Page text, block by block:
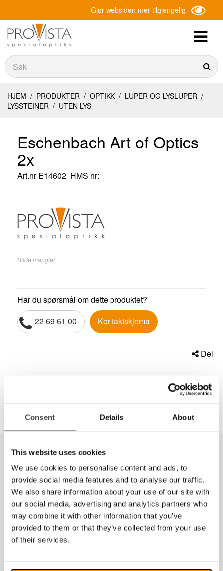
Consent Details About
This website uses cookies
We use cookies to personalise content and ads, to
provide social media features and to analyse our traffic.
We also share information about your use of our site with
our social media, advertising and analytics partners who
may combine it with other information that you’ve
provided to them or that they’ve collected from your use
of their services.
Gjør websiden mer tilgjengelig
Søk
Søk
HJEM / PRODUKTER / OPTIKK / LUPER OG LYSLUPER /
LYSSTEINER / UTEN LYS
Eschenbach Art of Optics
2x
Art.nrE14602 HMS nr:
Bilde mangler
Har du spørsmål om dette produktet?
22 69 61 00
Kontaktskjema
Del
Produkter fra samme kategori